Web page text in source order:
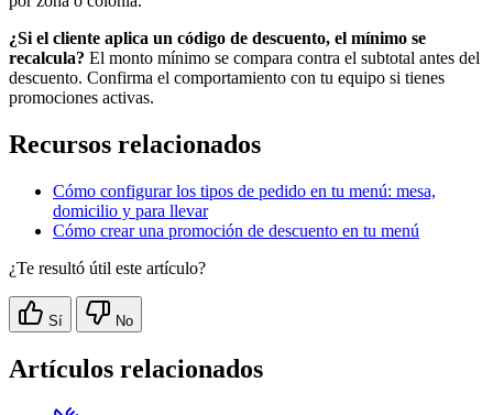
¿Si el cliente aplica un código de descuento, el mínimo se
recalcula? El monto mínimo se compara contra el subtotal antes del
descuento. Confirma el comportamiento con tu equipo si tienes
promociones activas.
Recursos relacionados
Cómo configurar los tipos de pedido en tu menú: mesa,
domicilio y para llevar
Cómo crear una promoción de descuento en tu menú
¿Te resultó útil este artículo?
Sí No
Artículos relacionados